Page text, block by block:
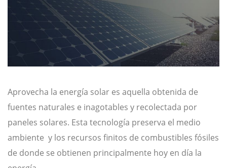
Aprovecha la energía solar es aquella obtenida de
fuentes naturales e inagotables y recolectada por
paneles solares. Esta tecnología preserva el medio
ambiente y los recursos finitos de combustibles fósiles
de donde se obtienen principalmente hoy en día la